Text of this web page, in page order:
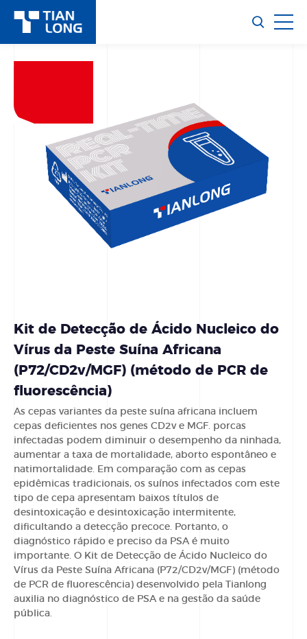
Kit de Detecção de Ácido Nucleico do
Vírus da Peste Suína Africana
(P72/CD2v/MGF) (método de PCR de
fluorescência)
As cepas variantes da peste suína africana incluem
cepas deficientes nos genes CD2v e MGF. porcas
infectadas podem diminuir o desempenho da ninhada,
aumentar a taxa de mortalidade, aborto espontâneo e
natimortalidade. Em comparação com as cepas
epidêmicas tradicionais, os suínos infectados com este
tipo de cepa apresentam baixos títulos de
desintoxicação e desintoxicação intermitente,
dificultando a detecção precoce. Portanto, o
diagnóstico rápido e preciso da PSA é muito
importante. O Kit de Detecção de Ácido Nucleico do
Vírus da Peste Suína Africana (P72/CD2v/MGF) (método
de PCR de fluorescência) desenvolvido pela Tianlong
auxilia no diagnóstico de PSA e na gestão da saúde
pública.